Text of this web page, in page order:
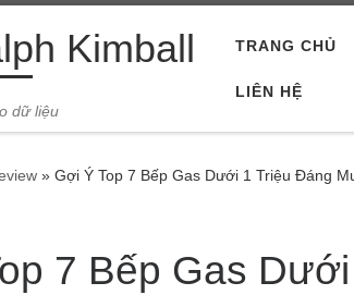
Kimball
dữ liệu
TRANG CHỦ
LIÊN HỆ
» Gợi Ý Top 7 Bếp Gas Dưới 1 Triệu Đáng
7 Bếp Gas